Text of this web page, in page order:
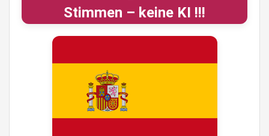
Stimmen – keine KI !!!